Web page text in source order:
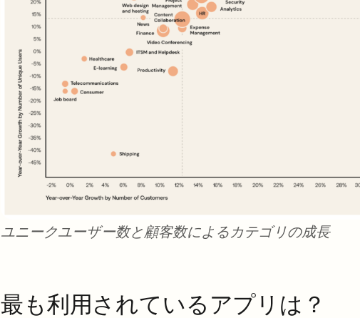
ユニークユーザー数と顧客数によるカテゴリの成長
最も利用されているアプリは？